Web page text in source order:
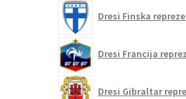
Dresi Finska
Dresi Francija
Dresi Gibraltar